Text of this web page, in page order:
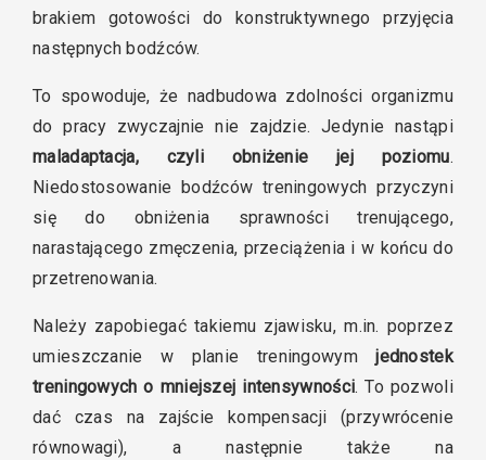
brakiem gotowości do konstruktywnego przyjęcia
następnych bodźców.
To spowoduje, że nadbudowa zdolności organizmu
do pracy zwyczajnie nie zajdzie. Jedynie nastąpi
maladaptacja, czyli obniżenie jej poziomu.
Niedostosowanie bodźców treningowych przyczyni
się do obniżenia sprawności trenującego,
narastającego zmęczenia, przeciążenia i w końcu do
przetrenowania.
Należy zapobiegać takiemu zjawisku, m.in. poprzez
umieszczanie w planie treningowymjednostek
treningowych o mniejszej intensywności. To pozwoli
dać czas na zajście kompensacji (przywrócenie
równowagi), a następnie także na